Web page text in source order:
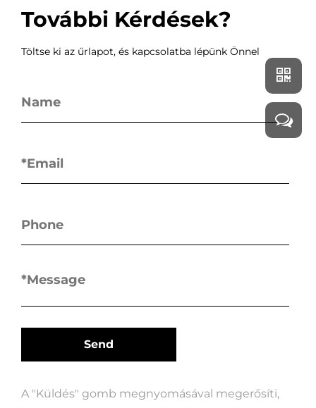
További Kérdések?
Töltse ki az űrlapot, és kapcsolatba lépünk Önnel
A "Küldés" gomb megnyomásával megerősíti,